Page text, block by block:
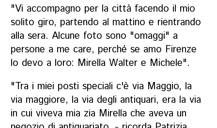
"Vi accompagno per la città facendo il mio
solito giro, partendo al mattino e rientrando
alla sera.Alcune foto sono "omaggi" a
persone a me care, perché se amo Firenze
lo devo a loro: Mirella Walter e Michele".
"Tra i miei posti speciali c'è via Maggio, la
via maggiore, la via degli antiquari, era la via
in cui viveva mia zia Mirella che aveva un